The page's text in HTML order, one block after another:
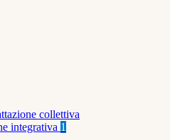
collettiva
integrativa 1